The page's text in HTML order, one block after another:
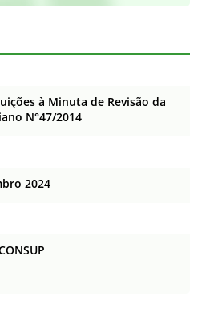
à Minuta de Revisão da
N°47/2014
2024